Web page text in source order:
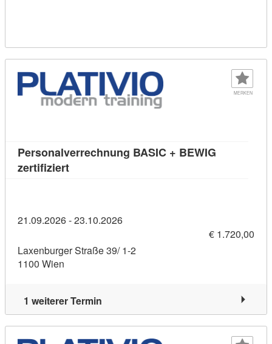
MERKEN
Personalverrechnung BASIC + BEWIG
zertifiziertKursdetail: Personalverrechnung BASIC +
21.09.2026 - 23.10.2026
€ 1.720,00
Laxenburger Straße 39/ 1-2
1100 Wien
1 weiterer Termin